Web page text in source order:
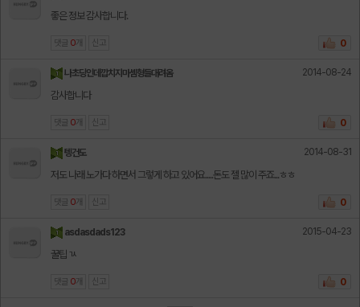
좋은 정보 감사합니다.
댓글 0 개 신고 0
나초딩인데깝치지마셈형들대려옴 2014-08-24
감사합니다
댓글 0 개 신고 0
텡건도 2014-08-31
저도 나래 노가다 하면서 그렇게 하고 있어요.....돈도 젤 많이 주죠...ㅎㅎ
댓글 0 개 신고 0
asdasdads123 2015-04-23
꿀팁 ㄳ
댓글 0 개 신고 0